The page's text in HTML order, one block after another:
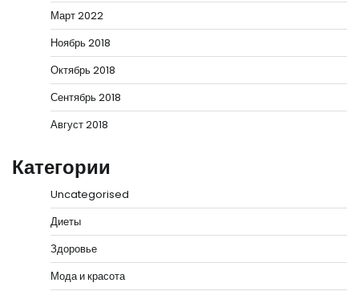
Март 2022
Ноябрь 2018
Октябрь 2018
Сентябрь 2018
Август 2018
Категории
Uncategorised
Диеты
Здоровье
Мода и красота